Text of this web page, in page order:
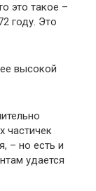
это такое –
году. Это
высокой
частичек
– но есть и
удается